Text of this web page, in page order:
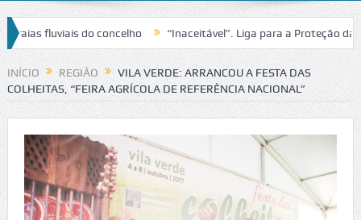
fluviais do concelho “Inaceitável”. Liga para a Proteção da
no IC2 em Alcobaça Igreja do Castelo de Cerveira
INÍCIO REGIÃO
VILA VERDE: ARRANCOU A FESTA DAS
COLHEITAS, “FEIRA AGRÍCOLA DE REFERÊNCIA NACIONAL”